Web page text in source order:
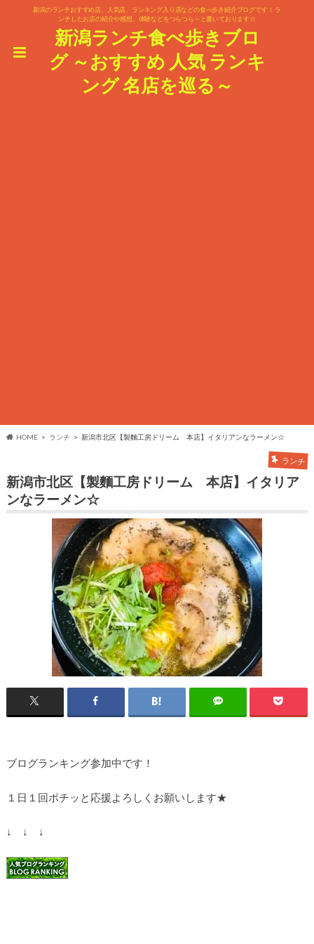
新潟のランチおすすめ店、人気店、ランキング入り店などの食べ歩き紹介ブログです！ ラ
ンチしたお店の紹介や感想、体験などをつらつら～と書いております☆
新潟ランチ食べ歩きブロ
グ ～おすすめ 人気 ランキ
ング 名店を巡る～
HOME ランチ 新潟市北区【製麵工房ドリーム 本店】イタリアンなラーメン☆
ランチ
新潟市北区【製麵工房ドリーム 本店】イタリア
ンなラーメン☆
ブログランキング参加中です！
１日１回ポチッと応援よろしくお願いします★
↓ ↓ ↓